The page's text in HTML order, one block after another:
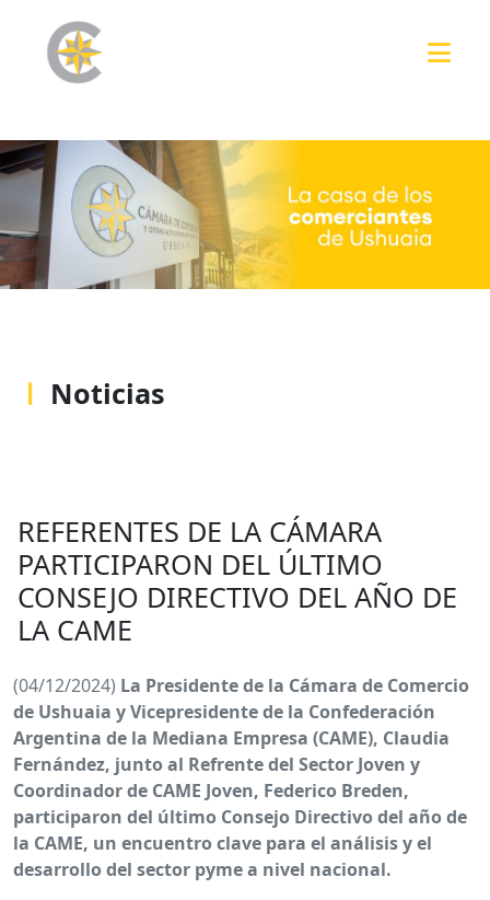
Noticias
REFERENTES DE LA CÁMARA
PARTICIPARON DEL ÚLTIMO
CONSEJO DIRECTIVO DEL AÑO DE
LA CAME
(04/12/2024) La Presidente de la Cámara de Comercio
de Ushuaia y Vicepresidente de la Confederación
Argentina de la Mediana Empresa (CAME), Claudia
Fernández, junto al Refrente del Sector Joven y
Coordinador de CAME Joven, Federico Breden,
participaron del último Consejo Directivo del año de
la CAME, un encuentro clave para el análisis y el
desarrollo del sector pyme a nivel nacional.